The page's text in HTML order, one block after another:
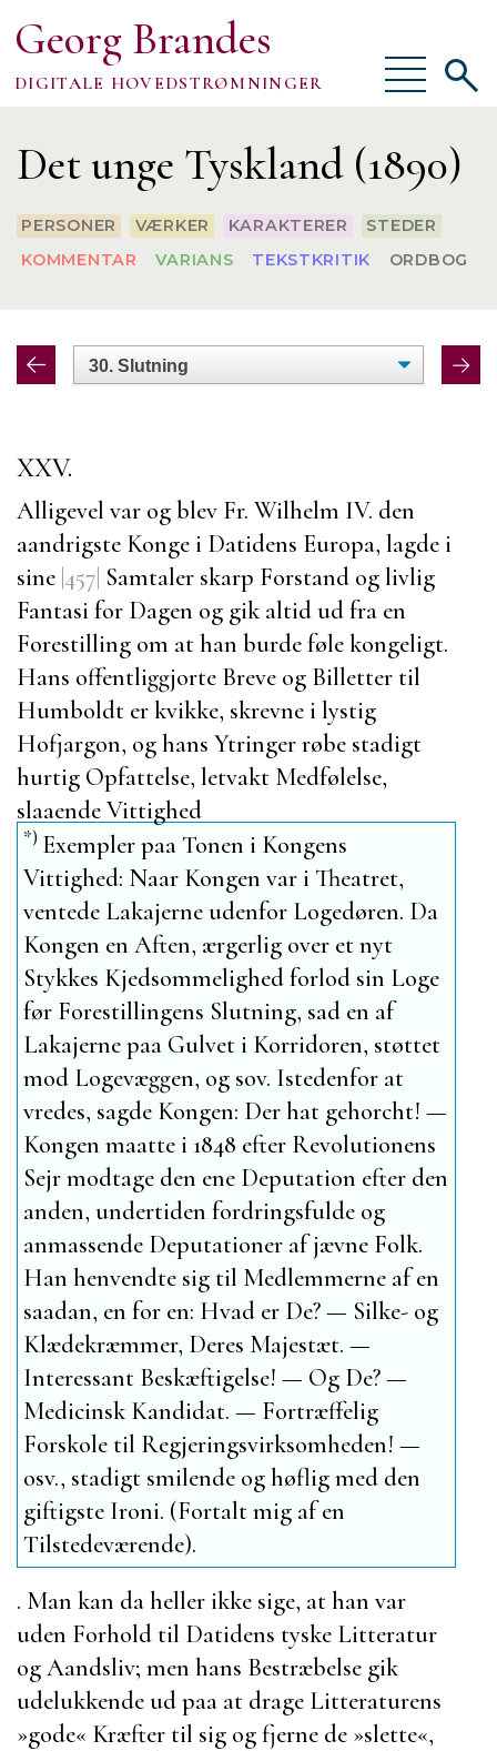
Georg Brandes
DIGITALE HOVEDSTRØMNINGER
Vis/skjul
menu
FORSKNING
Vis/
Det unge Tyskland (1890)
PERSONER VÆRKER KARAKTERER
STEDER
KOMMENTAR
VARIANS TEKSTKRITIK ORDBOG
XXV.
Alligevel var og blev Fr. Wilhelm IV. den
aandrigste Konge i Datidens Europa, lagde i
sine |457| Samtaler skarp Forstand og livlig
Fantasi for Dagen og gik altid ud fra en
Forestilling om at han burde føle kongeligt.
Hans offentliggjorte Breve og Billetter til
Humboldt er kvikke, skrevne i lystig
Hofjargon, og hans Ytringer røbe stadigt
hurtig Opfattelse, letvakt Medfølelse,
slaaende Vittighed
*) Exempler paa Tonen i Kongens
Vittighed: Naar Kongen var i Theatret,
ventede Lakajerne udenfor Logedøren. Da
Kongen en Aften, ærgerlig over et nyt
Stykkes Kjedsommelighed forlod sin Loge
før Forestillingens Slutning, sad en af
Lakajerne paa Gulvet i Korridoren, støttet
mod Logevæggen, og sov. Istedenfor at
vredes, sagde Kongen: Der hat gehorcht! —
Kongen maatte i 1848 efter Revolutionens
Sejr modtage den ene Deputation efter den
anden, undertiden fordringsfulde og
anmassende Deputationer af jævne Folk.
Han henvendte sig til Medlemmerne af en
saadan, en for en: Hvad er De? — Silke- og
Klædekræmmer, Deres Majestæt. —
Interessant Beskæftigelse! — Og De? —
Medicinsk Kandidat. — Fortræffelig
Forskole til Regjeringsvirksomheden! —
osv., stadigt smilende og høflig med den
giftigste Ironi. (Fortalt mig af en
Tilstedeværende).
. Man kan da heller ikke sige, at han var
uden Forhold til Datidens tyske Litteratur
og Aandsliv; men hans Bestræbelse gik
udelukkende ud paa at drage Litteraturens
»gode« Kræfter til sig og fjerne de »slette«,